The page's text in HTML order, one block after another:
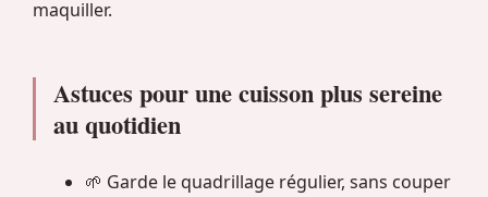
maquiller.
Astuces pour une cuisson plus sereine
au quotidien
🌱 Garde le quadrillage régulier, sans couper